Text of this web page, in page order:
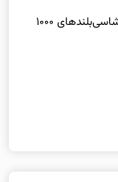
جت‌های الکتریکی مرسدس-آام‌جی: شاسی‌بلندهای ۱۰۰۰